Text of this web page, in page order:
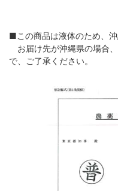
■この商品は液体のため、沖
お届け先が沖縄県の場合
で、ご了承ください。